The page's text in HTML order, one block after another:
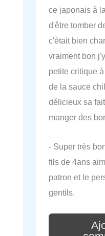
ce japonais à
d'être tomber
c'était bien
vraiment bon
petite critique
de la sauce
délicieux sa
manger des
- Super très
fils de 4ans
patron et le
gentils.